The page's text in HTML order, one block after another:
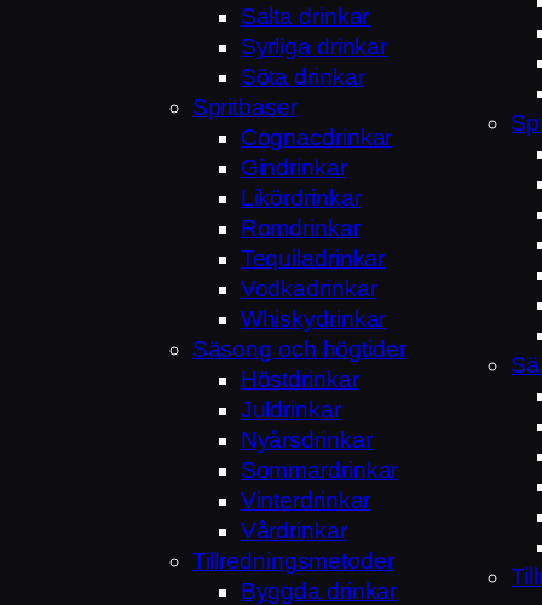
Salta drinkar
Syrliga drinkar
Söta drinkar
Spritbaser
Cognacdrinkar
Gindrinkar
Likördrinkar
Romdrinkar
Tequiladrinkar
Vodkadrinkar
Whiskydrinkar
Säsong och högtider
Höstdrinkar
Juldrinkar
Nyårsdrinkar
Sommardrinkar
Vinterdrinkar
Vårdrinkar
Tillredningsmetoder
Byggda drinkar